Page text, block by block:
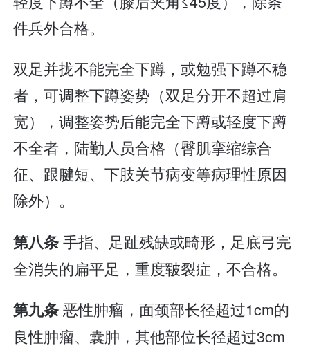
件兵外合格。
双足并拢不能完全下蹲，或勉强下蹲不稳
者，可调整下蹲姿势（双足分开不超过肩
宽），调整姿势后能完全下蹲或轻度下蹲
不全者，陆勤人员合格（臀肌挛缩综合
征、跟腱短、下肢关节病变等病理性原因
除外）。
第八条手指、足趾残缺或畸形，足底弓完
全消失的扁平足，重度皲裂症，不合格。
第九条恶性肿瘤，面颈部长径超过1cm的
良性肿瘤、囊肿，其他部位长径超过3cm